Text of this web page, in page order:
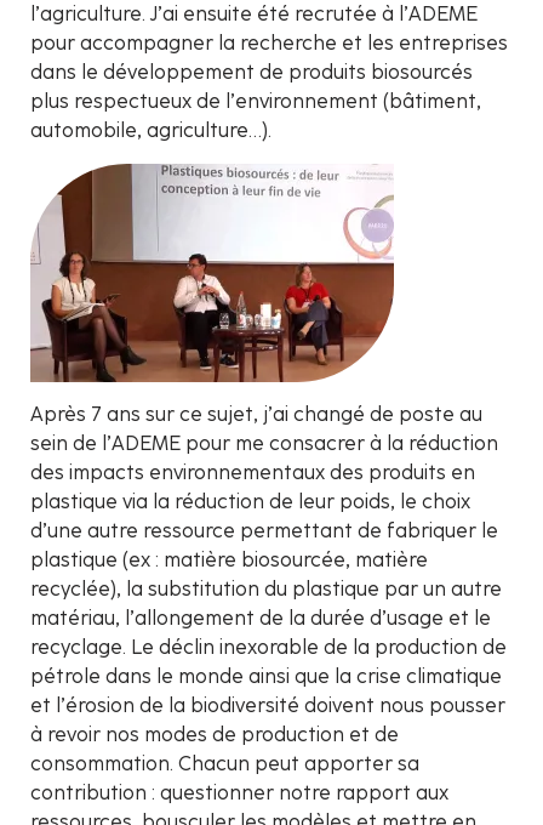
l’agriculture. J’ai ensuite été recrutée à l’ADEME
pour accompagner la recherche et les entreprises
dans le développement de produits biosourcés
plus respectueux de l’environnement (bâtiment,
automobile, agriculture…).
Après 7 ans sur ce sujet, j’ai changé de poste au
sein de l’ADEME pour me consacrer à la réduction
des impacts environnementaux des produits en
plastique via la réduction de leur poids, le choix
d’une autre ressource permettant de fabriquer le
plastique (ex : matière biosourcée, matière
recyclée), la substitution du plastique par un autre
matériau, l’allongement de la durée d’usage et le
recyclage. Le déclin inexorable de la production de
pétrole dans le monde ainsi que la crise climatique
et l’érosion de la biodiversité doivent nous pousser
à revoir nos modes de production et de
consommation. Chacun peut apporter sa
contribution : questionner notre rapport aux